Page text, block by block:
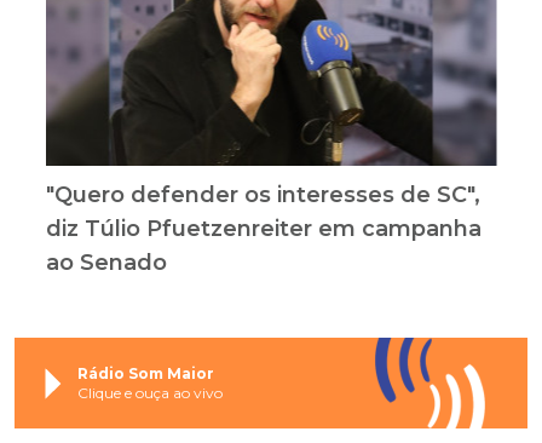
"Quero defender os interesses de SC",
diz Túlio Pfuetzenreiter em campanha
ao Senado
Rádio Som Maior
Clique e ouça ao vivo